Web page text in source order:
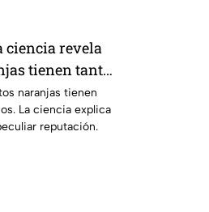
ciencia revela
tienen tanta
naranjas tienen
La ciencia explica
reputación.